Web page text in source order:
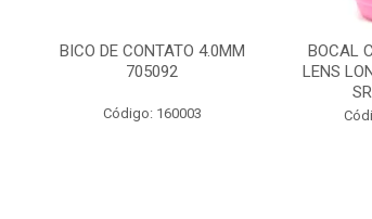
BICO DE CONTATO 4.0MM
705092
Código: 160003
BOCAL
LENS